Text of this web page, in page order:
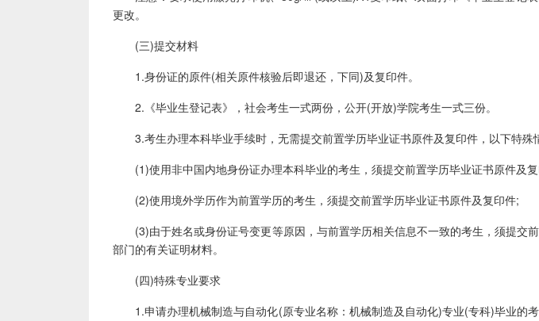
更改。
(三)提交材料
1.身份证的原件(相关原件核验后即退还，下同)及复印件。
2.《毕业生登记表》，社会考生一式两份，公开(开放)学院考生一式三份。
3.考生办理本科毕业手续时，无需提交前置学历毕业证书原件及复印件，以下特殊
(1)使用非中国内地身份证办理本科毕业的考生，须提交前置学历毕业证书原件及
(2)使用境外学历作为前置学历的考生，须提交前置学历毕业证书原件及复印件;
(3)由于姓名或身份证号变更等原因，与前置学历相关信息不一致的考生，须提交
部门的有关证明材料。
(四)特殊专业要求
1.申请办理机械制造与自动化(原专业名称：机械制造及自动化)专业(专科)毕业的